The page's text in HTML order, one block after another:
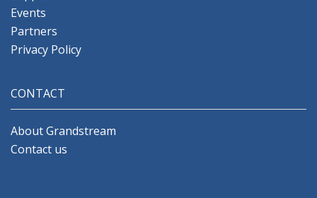
Events
Partners
Privacy Policy
CONTACT
About Grandstream
Contact us